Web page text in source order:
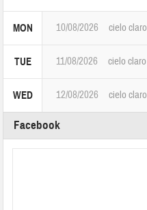
MON 10/08/2026 cielo claro
TUE 11/08/2026 cielo claro
WED 12/08/2026 cielo claro
Facebook